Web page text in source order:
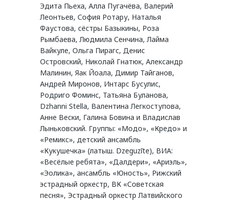
Эдита Пьеха, Алла Пугачёва, Валерий
Леонтьев, София Ротару, Наталья
Фаустова, сёстры Базыкины, Роза
Рымбаева, Людмила Сенчина, Лайма
Вайкуле, Ольга Пирагс, Денис
Островский, Николай Гнатюк, Александр
Малинин, Яак Йоала, Димир Тайганов,
Андрей Миронов, Интарс Бусулис,
Родриго Фоминс, Татьяна Буланова,
Dzhanni Stella, Валентина Легкоступова,
Анне Вески, Галина Бовина и Владислав
Лыньковский. Группы: «Модо», «Кредо» и
«Ремикс», детский ансамбль
«Кукушечка» (латыш. Dzeguzīte), ВИА:
«Весёлые ребята», «Далдери», «Ариэль»,
«Эолика», ансамбль «Юность», Рижский
эстрадный оркестр, ВК «Советская
песня», Эстрадный оркестр Латвийского